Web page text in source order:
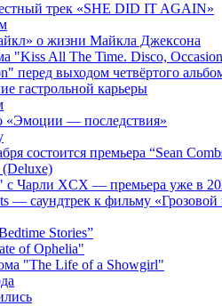
трек «SHE DID IT AGAIN»
о жизни Майкла Джексона
"Kiss All The Time. Disco,
перед выходом четвёртого
гастрольной карьеры
«Эмоции — последствия»
состоится премьера “Sean
с Чарли XCX — премьера уже в
— саундтрек к фильму «Грозовой
Stories”
of Ophelia"
"The Life of a Showgirl"